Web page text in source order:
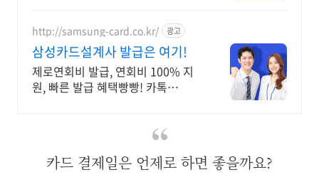
http://samsung-card.co.kr/ 광고
삼성카드설계사 발급은 여기!
제로연회비 발급, 연회비 100% 지
원, 빠른 발급 혜택빵빵! 카톡
카드 결제일은 언제로 하면 좋을까요?